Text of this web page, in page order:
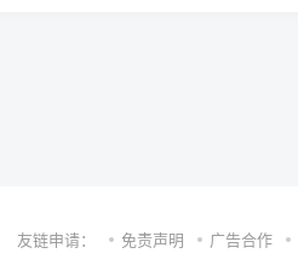
友链申请： 免责声明 广告合作